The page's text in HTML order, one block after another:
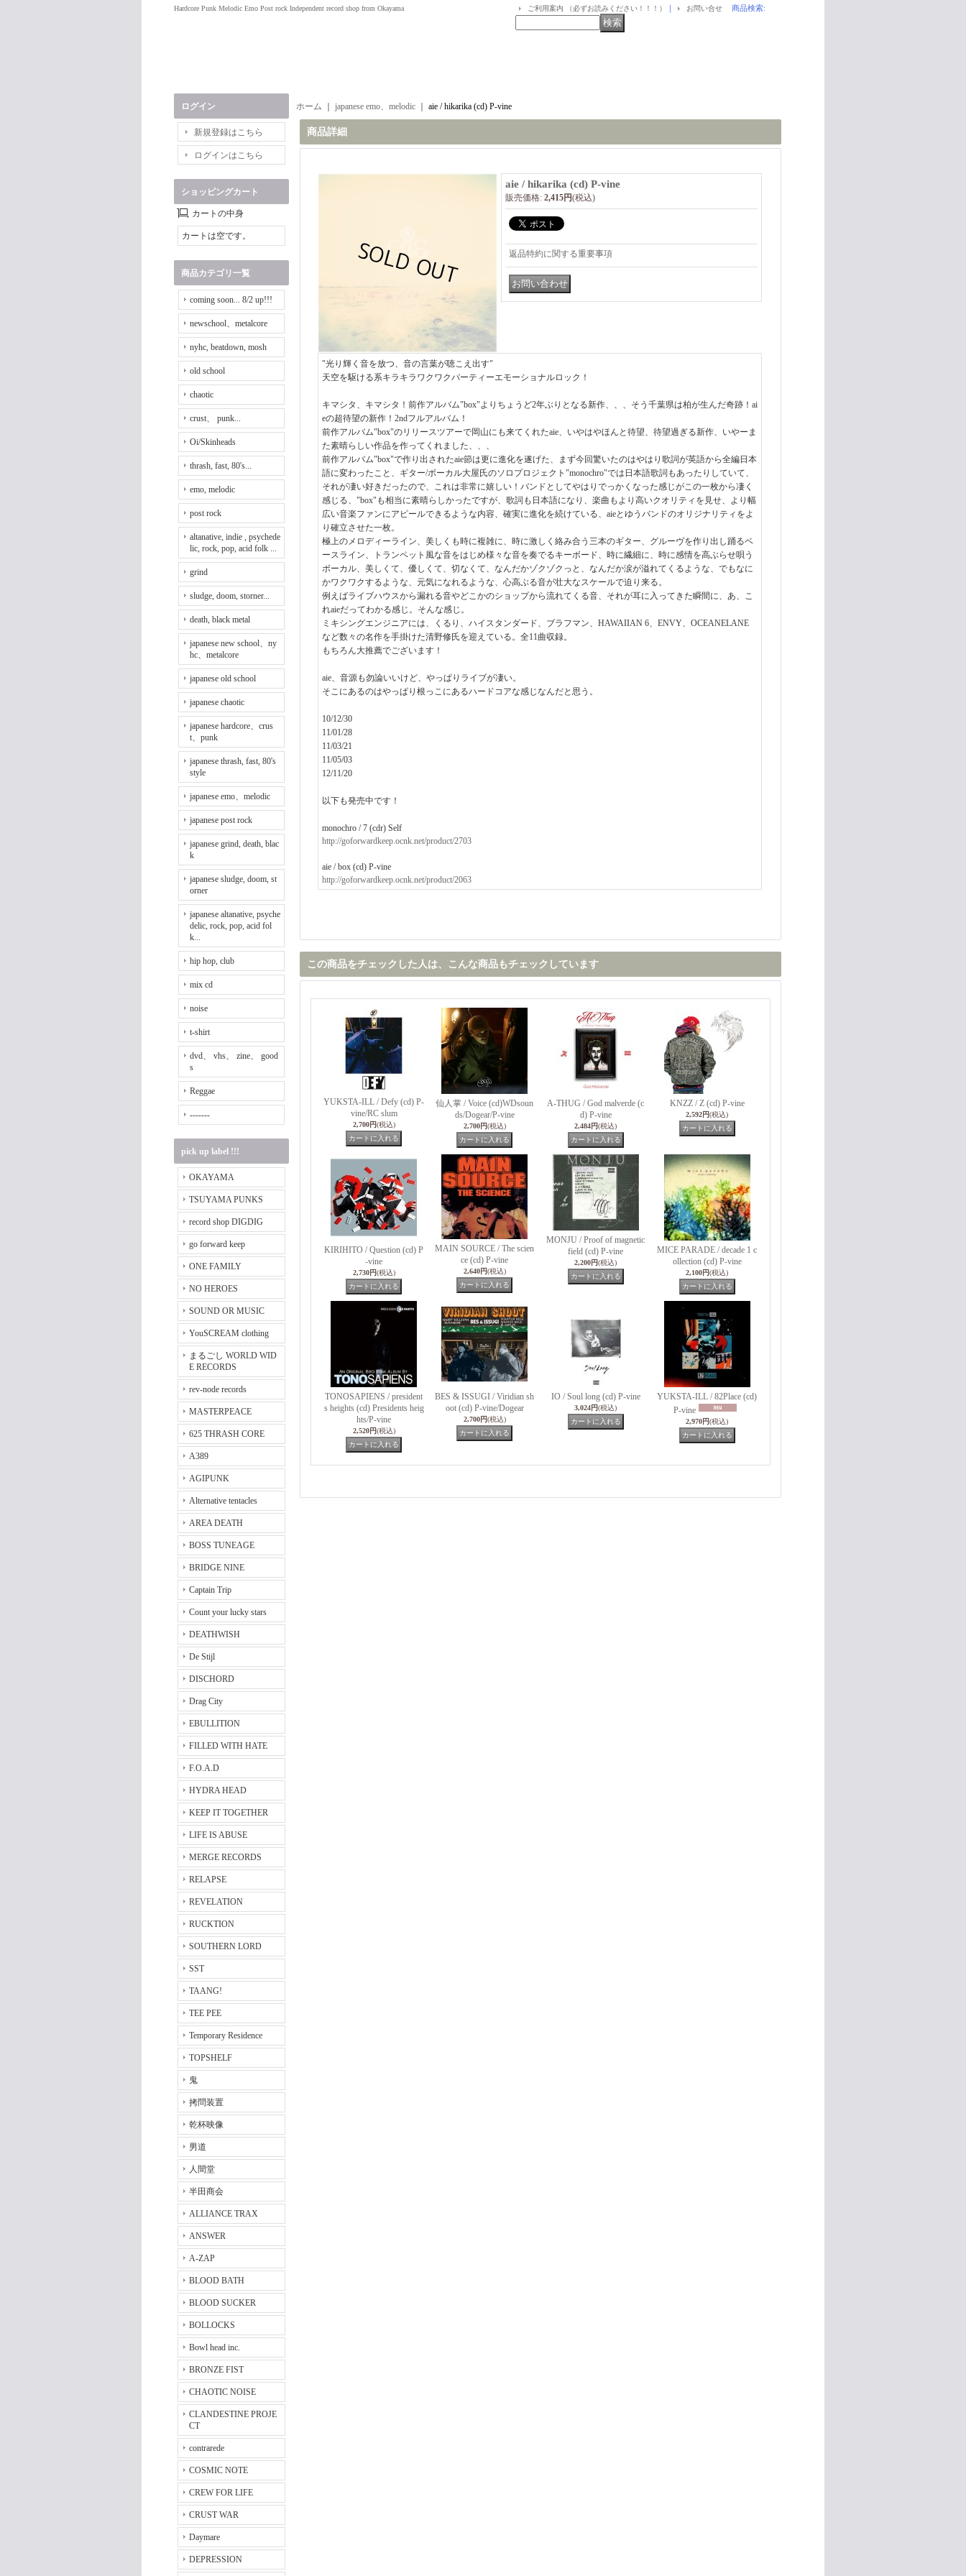
Hardcore Punk Melodic Emo Post rock Independent record shop from Okayama ご利用案内 （必ずお読みください！！！） ｜ お問い合せ 商品検索:
ログイン
新規登録はこちら
ログインはこちら
ショッピングカート
カートの中身
カートは空です。
商品カテゴリ一覧
coming soon... 8/2 up!!!
newschool、metalcore
nyhc, beatdown, mosh
old school
chaotic
crust、 punk...
Oi/Skinheads
thrash, fast, 80's...
emo, melodic
post rock
altanative, indie , psychede
lic, rock, pop, acid folk ...
grind
sludge, doom, storner...
death, black metal
japanese new school、ny
hc、metalcore
japanese old school
japanese chaotic
japanese hardcore、crus
t、punk
japanese thrash, fast, 80's
style
japanese emo、melodic
japanese post rock
japanese grind, death, blac
k
japanese sludge, doom, st
orner
japanese altanative, psyche
delic, rock, pop, acid fol
k...
hip hop, club
mix cd
noise
t-shirt
dvd、 vhs、 zine、 good
s
Reggae
-------
pick up label !!!
OKAYAMA
TSUYAMA PUNKS
record shop DIGDIG
go forward keep
ONE FAMILY
NO HEROES
SOUND OR MUSIC
YouSCREAM clothing
まるごし WORLD WID
E RECORDS
rev-node records
MASTERPEACE
625 THRASH CORE
A389
AGIPUNK
Alternative tentacles
AREA DEATH
BOSS TUNEAGE
BRIDGE NINE
Captain Trip
Count your lucky stars
DEATHWISH
De Stijl
DISCHORD
Drag City
EBULLITION
FILLED WITH HATE
F.O.A.D
HYDRA HEAD
KEEP IT TOGETHER
LIFE IS ABUSE
MERGE RECORDS
RELAPSE
REVELATION
RUCKTION
SOUTHERN LORD
SST
TAANG!
TEE PEE
Temporary Residence
TOPSHELF
鬼
拷問装置
乾杯映像
男道
人間堂
半田商会
ALLIANCE TRAX
ANSWER
A-ZAP
BLOOD BATH
BLOOD SUCKER
BOLLOCKS
Bowl head inc.
BRONZE FIST
CHAOTIC NOISE
CLANDESTINE PROJE
CT
contrarede
COSMIC NOTE
CREW FOR LIFE
CRUST WAR
Daymare
DEPRESSION
ホーム japanese emo、melodic aie / hikarika (cd) P-vine
商品詳細
aie / hikarika (cd) P-vine
販売価格: 2,415円(税込)
返品特約に関する重要事項
"光り輝く音を放つ、音の言葉が聴こえ出す"
天空を駆ける系キラキラワクワクパーティーエモーショナルロック！
キマシタ、キマシタ！前作アルバム"box"よりちょうど2年ぶりとなる新作、、、そう千葉県は柏が生んだ奇跡！ai
eの超待望の新作！2ndフルアルバム！
前作アルバム"box"のリリースツアーで岡山にも来てくれたaie、いやはやほんと待望、待望過ぎる新作、いやーま
た素晴らしい作品を作ってくれました、、、
前作アルバム"box"で作り出されたaie節は更に進化を遂げた、まず今回驚いたのはやはり歌詞が英語から全編日本
語に変わったこと、ギター/ボーカル大屋氏のソロプロジェクト"monochro"では日本語歌詞もあったりしていて、
それが凄い好きだったので、これは非常に嬉しい！バンドとしてやはりでっかくなった感じがこの一枚から凄く
感じる、"box"も相当に素晴らしかったですが、歌詞も日本語になり、楽曲もより高いクオリティを見せ、より幅
広い音楽ファンにアピールできるような内容、確実に進化を続けている、aieとゆうバンドのオリジナリティをよ
り確立させた一枚。
極上のメロディーライン、美しくも時に複雑に、時に激しく絡み合う三本のギター、グルーヴを作り出し踊るベ
ースライン、トランペット風な音をはじめ様々な音を奏でるキーボード、時に繊細に、時に感情を高ぶらせ唄う
ボーカル、美しくて、優しくて、切なくて、なんだかゾクゾクっと、なんだか涙が溢れてくるような、でもなに
かワクワクするような、元気になれるような、心高ぶる音が壮大なスケールで迫り来る。
例えばライブハウスから漏れる音やどこかのショップから流れてくる音、それが耳に入ってきた瞬間に、あ、こ
れaieだってわかる感じ。そんな感じ。
ミキシングエンジニアには、くるり、ハイスタンダード、ブラフマン、HAWAIIAN 6、ENVY、OCEANELANE
など数々の名作を手掛けた清野修氏を迎えている。全11曲収録。
もちろん大推薦でございます！
aie、音源も勿論いいけど、やっぱりライブが凄い。
そこにあるのはやっぱり根っこにあるハードコアな感じなんだと思う。
10/12/30
11/01/28
11/03/21
11/05/03
12/11/20
以下も発売中です！
monochro / 7 (cdr) Self
http://goforwardkeep.ocnk.net/product/2703
aie / box (cd) P-vine
http://goforwardkeep.ocnk.net/product/2063
この商品をチェックした人は、こんな商品もチェックしています
YUKSTA-ILL / Defy (cd) P-
vine/RC slum
2,700円(税込)
仙人掌 / Voice (cd)WDsoun
ds/Dogear/P-vine
2,700円(税込)
A-THUG / God malverde (c
d) P-vine
2,484円(税込)
KNZZ / Z (cd) P-vine
2,592円(税込)
KIRIHITO / Question (cd) P
-vine
2,730円(税込)
MAIN SOURCE / The scien
ce (cd) P-vine
2,640円(税込)
MONJU / Proof of magnetic
field (cd) P-vine
2,200円(税込)
MICE PARADE / decade 1 c
ollection (cd) P-vine
2,100円(税込)
TONOSAPIENS / president
s heights (cd) Presidents heig
hts/P-vine
2,520円(税込)
BES & ISSUGI / Viridian sh
oot (cd) P-vine/Dogear
2,700円(税込)
IO / Soul long (cd) P-vine
3,024円(税込)
YUKSTA-ILL / 82Place (cd)
P-vine
2,970円(税込)